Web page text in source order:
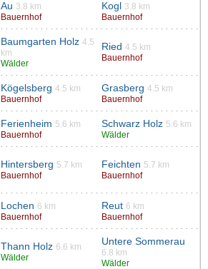
Au 3.8 km
Bauernhof
Kogl
3.8 km
Bauernhof
Baumgarten Holz 4.5
km
Wälder
Ried 4.5 km
Bauernhof
Kögelsberg 4.5 km
Bauernhof
Grasberg 4.5 km
Bauernhof
Ferienheim 5.6 km
Bauernhof
Schwarz Holz 5.6 km
Wälder
Hintersberg 5.7 km
Bauernhof
Feichten 5.7 km
Bauernhof
Lochen 6 km
Bauernhof
Reut 6 km
Bauernhof
Thann Holz 6.6 km
Wälder
Untere Sommerau
6.8 km
Wälder